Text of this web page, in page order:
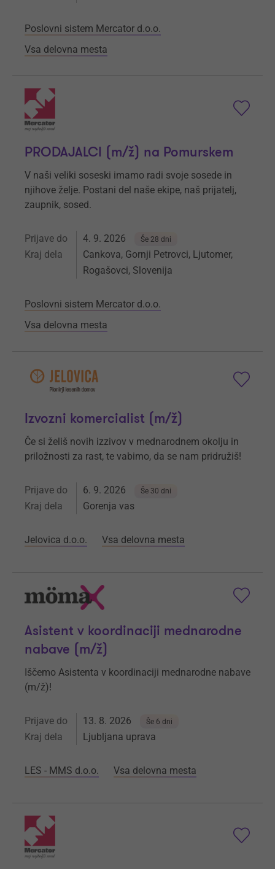
Poslovni sistem Mercator d.o.o.
Vsa delovna mesta
PRODAJALCI (m/ž) na Pomurskem
V naši veliki soseski imamo radi svoje sosede in
njihove želje. Postani del naše ekipe, naš prijatelj,
zaupnik, sosed.
Prijave do 4. 9. 2026 Še 28 dni
Kraj dela
Cankova, Gornji Petrovci, Ljutomer,
Rogašovci, Slovenija
Poslovni sistem Mercator d.o.o.
Vsa delovna mesta
Izvozni komercialist (m/ž)
Če si želiš novih izzivov v mednarodnem okolju in
priložnosti za rast, te vabimo, da se nam pridružiš!
Prijave do 6. 9. 2026 Še 30 dni
Kraj dela Gorenja vas
Jelovica d.o.o. Vsa delovna mesta
Asistent v koordinaciji mednarodne
nabave (m/ž)
Iščemo Asistenta v koordinaciji mednarodne nabave
(m/ž)!
Prijave do 13. 8. 2026 Še 6 dni
Kraj dela Ljubljana uprava
LES - MMS d.o.o. Vsa delovna mesta